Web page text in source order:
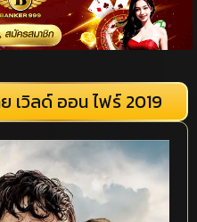
เวิลด์ ออน ไฟร์ 2019